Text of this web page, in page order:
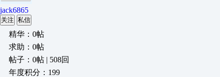
jack6865
关注 私信
精华：0帖
求助：0帖
帖子：0帖 | 508回
年度积分：199